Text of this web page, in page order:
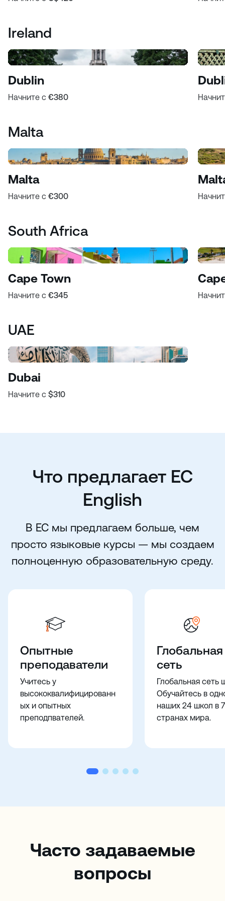
Ireland
Dublin
Начните с €380
Malta
Malta
Начните с €300
South Africa
Cape Town
Начните с €345
UAE
Dubai
Начните с $310
Что предлагает EC
English
В EC мы предлагаем больше, чем
просто языковые курсы — мы создаем
полноценную образовательную среду.
Опытные
преподаватели
Учитесь у
высококвалифицированн
ых и опытных
преподпвателей.
Глобальная
сеть
Глобальная сеть
Обучайтесь в
наших 24 школ в 7
странах мира.
Часто задаваемые
вопросы